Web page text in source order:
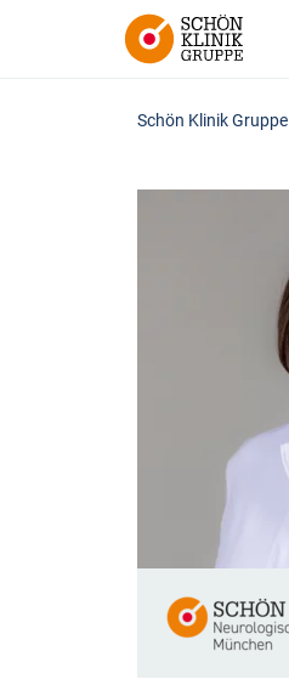
Schön Klinik Gruppe